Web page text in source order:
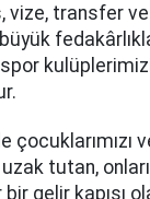
vize, transfer
çocuklarımızı
uzak tutan,
gelir kapısı